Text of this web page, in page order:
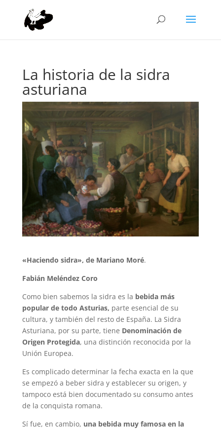
La historia de la sidra
asturiana
«Haciendo sidra», de Mariano Moré.
Fabián Meléndez Coro
Como bien sabemos la sidra es la bebida más
popular de todo Asturias, parte esencial de su
cultura, y también del resto de España. La Sidra
Asturiana, por su parte, tiene Denominación de
Origen Protegida, una distinción reconocida por la
Unión Europea.
Es complicado determinar la fecha exacta en la que
se empezó a beber sidra y establecer su origen, y
tampoco está bien documentado su consumo antes
de la conquista romana.
Sí fue, en cambio, una bebida muy famosa en la